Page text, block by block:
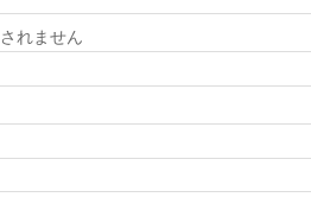
れません